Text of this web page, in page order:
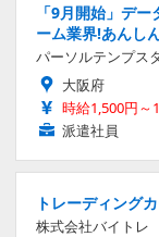
「9月開始」デ
ーム業界!あんし
パーソルテンプス
大阪府
時給1,500円～
派遣社員
トレーディング
株式会社バイトレ